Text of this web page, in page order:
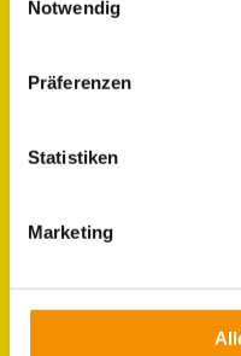
Notwendig
Präferenzen
Statistiken
Marketing